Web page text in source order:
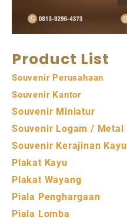
Product List
Souvenir Perusahaan
Souvenir Kantor
Souvenir Miniatur
Souvenir Logam / Metal
Souvenir Kerajinan Kayu
Plakat Kayu
Plakat Wayang
Piala Penghargaan
Piala Lomba